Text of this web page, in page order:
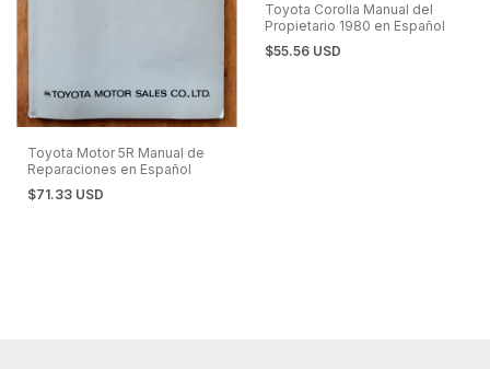
Toyota Motor 5R Manual de
Reparaciones en Español
$71.33 USD
Toyota Corolla Manual del
Propietario 1980 en Español
$55.56 USD